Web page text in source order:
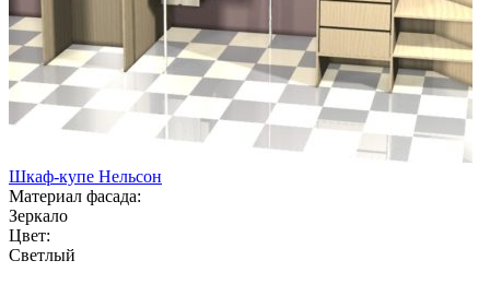
Шкаф-купе Нельсон
Материал фасада:
Зеркало
Цвет:
Светлый